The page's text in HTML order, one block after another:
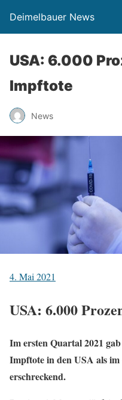
Deimelbauer News
USA: 6.000
Impftote
News
4. Mai 2021
USA: 6.000
Im ersten Quartal 2021
Impftote in den USA als
erschreckend.